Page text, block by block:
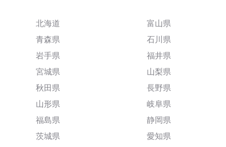
北海道
青森県
岩手県
宮城県
秋田県
山形県
福島県
茨城県
富山県
石川県
福井県
山梨県
長野県
岐阜県
静岡県
愛知県